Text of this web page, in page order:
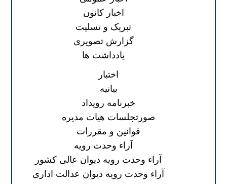
اخبار کانون
تبریک و تسلیت
گزارش تصویری
یادداشت ها
اختبار
بیانیه
خبرنامه رویداد
صورتجلسات هیات مدیره
قوانین و مقررات
آراء وحدت رویه
آراء وحدت رویه دیوان عالی کشور
آراء وحدت رویه دیوان عدالت اداری